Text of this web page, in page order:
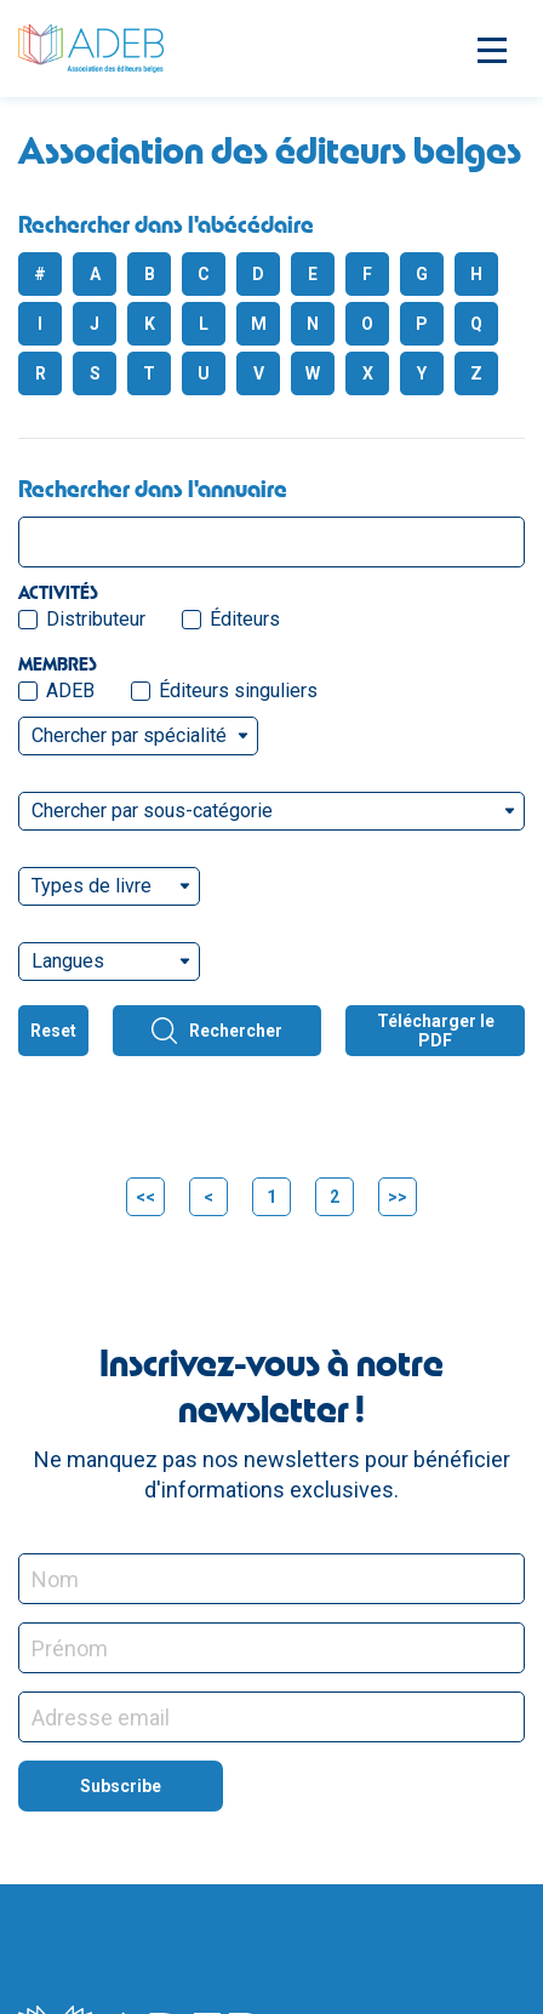
Association des éditeurs belges
Rechercher dans l'abécédaire
# A B C D E F G H
J K L M N O P Q
R S T U V W X Y Z
Rechercher dans l'annuaire
ACTIVITÉS
Distributeur Éditeurs
MEMBRES
ADEB
Éditeurs singuliers
Chercher par spécialité
Chercher par sous-catégorie
Types de livre
Langues
Reset Rechercher
Télécharger le
PDF
<< < 1 2 >>
Inscrivez-vous à notre
newsletter !
Ne manquez pas nos newsletters pour bénéficier
d'informations exclusives.